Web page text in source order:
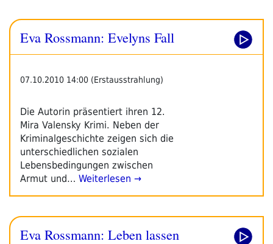
Eva Rossmann: Evelyns Fall
07.10.2010 14:00 (Erstausstrahlung)
Die Autorin präsentiert ihren 12.
Mira Valensky Krimi. Neben der
Kriminalgeschichte zeigen sich die
unterschiedlichen sozialen
Lebensbedingungen zwischen
Armut und… Weiterlesen →
Eva Rossmann: Leben lassen